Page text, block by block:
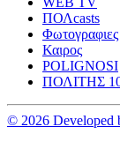
ΠΟΛcasts
Φωτογραφιες
Καιρος
POLIGNOSI
ΠΟΛΙΤΗΣ
© 2026 Developed